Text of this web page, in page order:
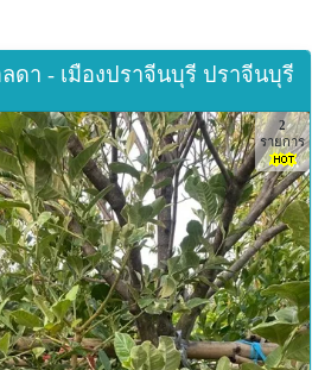
ลดา - เมืองปราจีนบุรี ปราจีนบุรี
2
รายการ